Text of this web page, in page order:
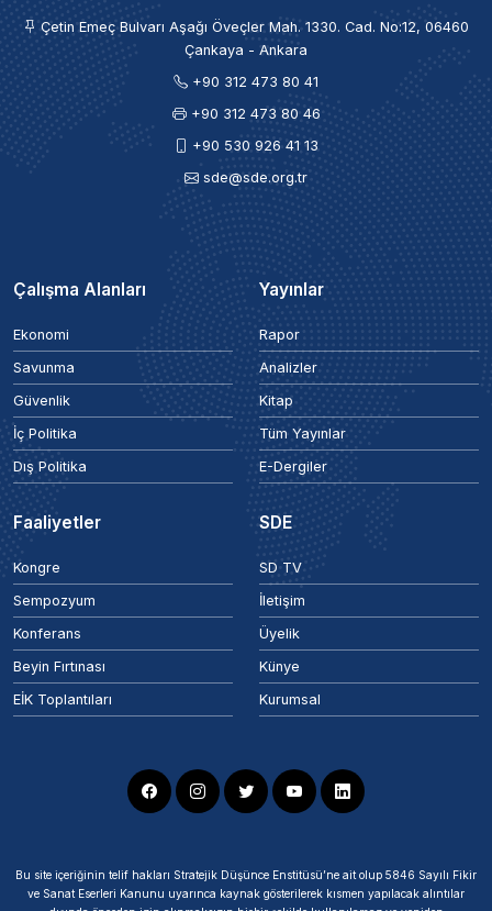
Çetin Emeç Bulvarı Aşağı Öveçler Mah. 1330. Cad. No:12, 06460
Çankaya - Ankara
+90 312 473 80 41
+90 312 473 80 46
+90 530 926 41 13
sde@sde.org.tr
Çalışma Alanları
Ekonomi
Savunma
Güvenlik
İç Politika
Dış Politika
Yayınlar
Rapor
Analizler
Kitap
Tüm Yayınlar
E-Dergiler
Faaliyetler
Kongre
Sempozyum
Konferans
Beyin Fırtınası
EİK Toplantıları
SDE
SD TV
İletişim
Üyelik
Künye
Kurumsal
Bu site içeriğinin telif hakları Stratejik Düşünce Enstitüsü’ne ait olup 5846 Sayılı Fikir
ve Sanat Eserleri Kanunu uyarınca kaynak gösterilerek kısmen yapılacak alıntılar